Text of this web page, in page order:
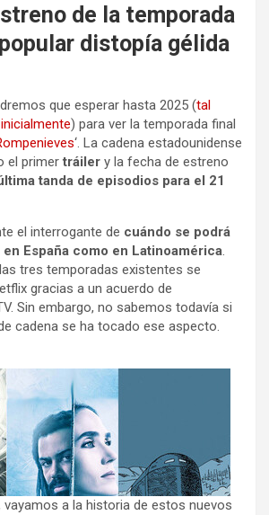
de la temporada
distopía gélida
que esperar hasta 2025 (tal
) para ver la temporada final
‘. La cadena estadounidense
el primertráiler y la fecha de estreno
tanda de episodios para el 21
el interrogante de cuándo se podrá
España como en Latinoamérica.
tres temporadas existentes se
gracias a un acuerdo de
Sin embargo, no sabemos todavía si
cadena se ha tocado ese aspecto.
vayamos a la historia de estos nuevos